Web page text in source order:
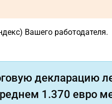
Вашего работодателя.
декларацию
1.370 евро